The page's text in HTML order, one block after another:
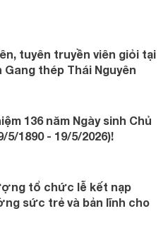
tuyên truyền viên giỏi tại
thép Thái Nguyên
136 năm Ngày sinh Chủ
5/1890 - 19/5/2026)!
tổ chức lễ kết nạp
sức trẻ và bản lĩnh cho